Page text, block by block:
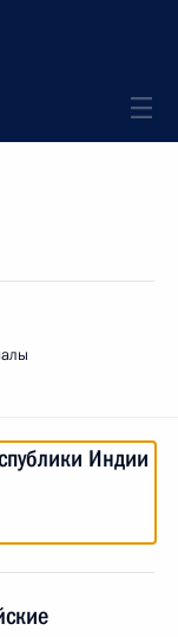
Индии